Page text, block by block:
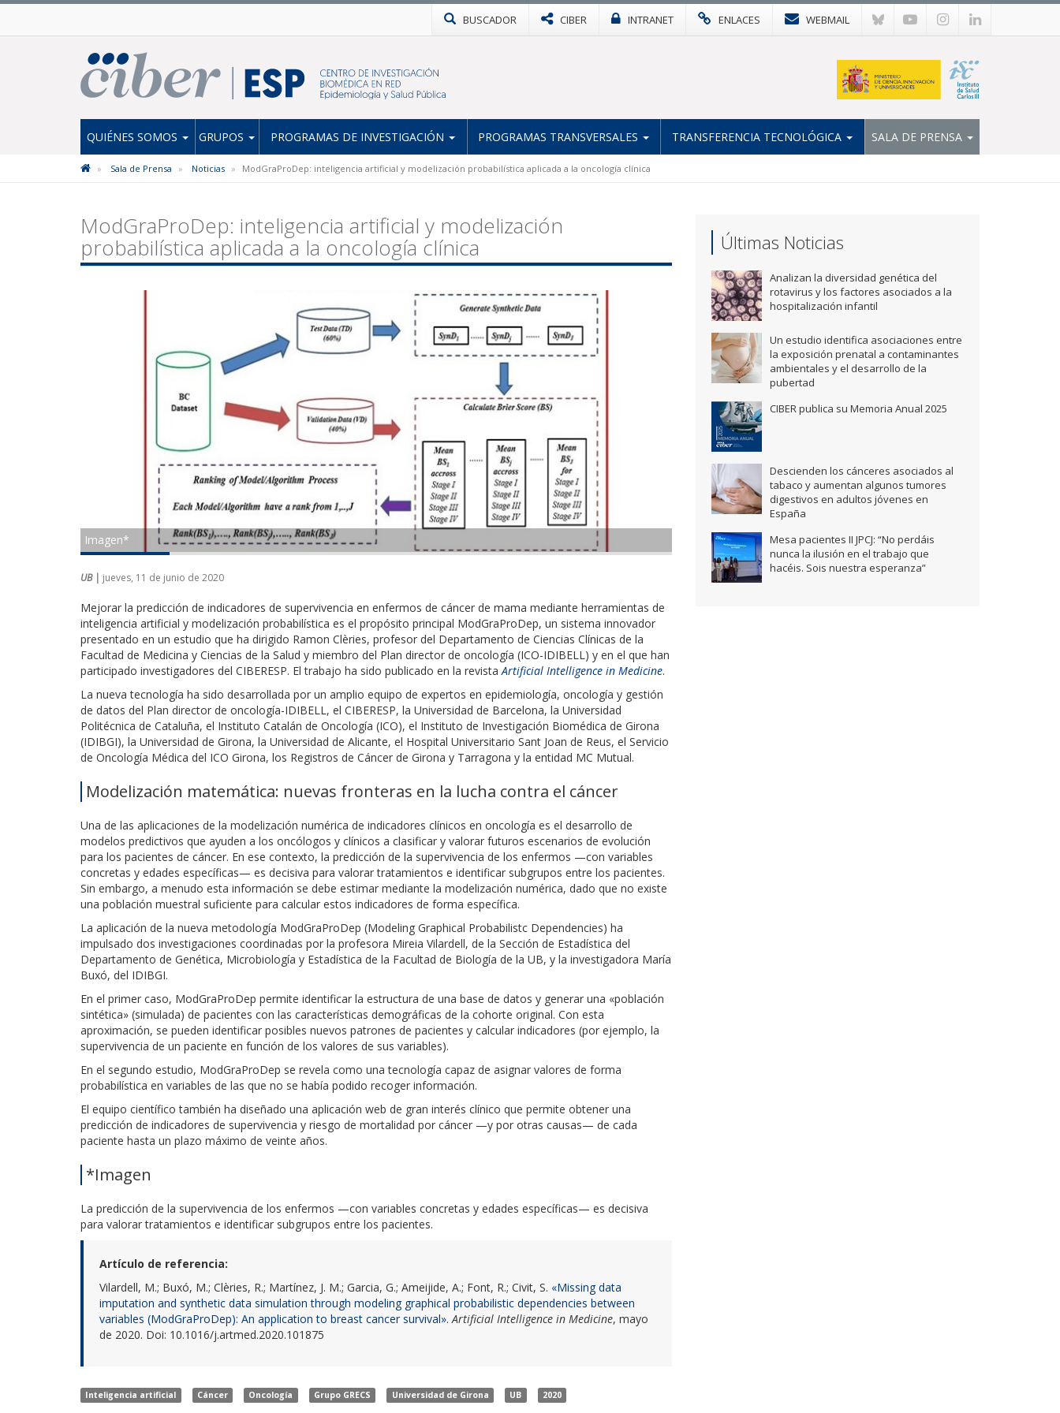
BUSCADOR CIBER INTRANET ENLACES WEBMAIL
QUIÉNES SOMOS GRUPOS PROGRAMAS DE INVESTIGACIÓN PROGRAMAS TRANSVERSALES TRANSFERENCIA TECNOLÓGICA SALA DE PRENSA
Sala de Prensa Noticias ModGraProDep: inteligencia artificial y modelización probabilística aplicada a la oncología clínica
ModGraProDep: inteligencia artificial y modelización
probabilística aplicada a la oncología clínica
Imagen*
UB | jueves, 11 de junio de 2020
Mejorar la predicción de indicadores de supervivencia en enfermos de cáncer de mama mediante herramientas de
inteligencia artificial y modelización probabilística es el propósito principal ModGraProDep, un sistema innovador
presentado en un estudio que ha dirigido Ramon Clèries, profesor del Departamento de Ciencias Clínicas de la
Facultad de Medicina y Ciencias de la Salud y miembro del Plan director de oncología (ICO-IDIBELL) y en el que han
participado investigadores del CIBERESP. El trabajo ha sido publicado en la revista Artificial Intelligence in Medicine.
La nueva tecnología ha sido desarrollada por un amplio equipo de expertos en epidemiología, oncología y gestión
de datos del Plan director de oncología-IDIBELL, el CIBERESP, la Universidad de Barcelona, la Universidad
Politécnica de Cataluña, el Instituto Catalán de Oncología (ICO), el Instituto de Investigación Biomédica de Girona
(IDIBGI), la Universidad de Girona, la Universidad de Alicante, el Hospital Universitario Sant Joan de Reus, el Servicio
de Oncología Médica del ICO Girona, los Registros de Cáncer de Girona y Tarragona y la entidad MC Mutual.
Modelización matemática: nuevas fronteras en la lucha contra el cáncer
Una de las aplicaciones de la modelización numérica de indicadores clínicos en oncología es el desarrollo de
modelos predictivos que ayuden a los oncólogos y clínicos a clasificar y valorar futuros escenarios de evolución
para los pacientes de cáncer. En ese contexto, la predicción de la supervivencia de los enfermos —con variables
concretas y edades específicas— es decisiva para valorar tratamientos e identificar subgrupos entre los pacientes.
Sin embargo, a menudo esta información se debe estimar mediante la modelización numérica, dado que no existe
una población muestral suficiente para calcular estos indicadores de forma específica.
La aplicación de la nueva metodología ModGraProDep (Modeling Graphical Probabilistc Dependencies) ha
impulsado dos investigaciones coordinadas por la profesora Mireia Vilardell, de la Sección de Estadística del
Departamento de Genética, Microbiología y Estadística de la Facultad de Biología de la UB, y la investigadora María
Buxó, del IDIBGI.
En el primer caso, ModGraProDep permite identificar la estructura de una base de datos y generar una «población
sintética» (simulada) de pacientes con las características demográficas de la cohorte original. Con esta
aproximación, se pueden identificar posibles nuevos patrones de pacientes y calcular indicadores (por ejemplo, la
supervivencia de un paciente en función de los valores de sus variables).
En el segundo estudio, ModGraProDep se revela como una tecnología capaz de asignar valores de forma
probabilística en variables de las que no se había podido recoger información.
El equipo científico también ha diseñado una aplicación web de gran interés clínico que permite obtener una
predicción de indicadores de supervivencia y riesgo de mortalidad por cáncer —y por otras causas— de cada
paciente hasta un plazo máximo de veinte años.
*Imagen
La predicción de la supervivencia de los enfermos —con variables concretas y edades específicas— es decisiva
para valorar tratamientos e identificar subgrupos entre los pacientes.
Artículo de referencia:
Vilardell, M.; Buxó, M.; Clèries, R.; Martínez, J. M.; Garcia, G.; Ameijide, A.; Font, R.; Civit, S. «Missing data
imputation and synthetic data simulation through modeling graphical probabilistic dependencies between
variables (ModGraProDep): An application to breast cancer survival». Artificial Intelligence in Medicine, mayo
de 2020. Doi: 10.1016/j.artmed.2020.101875
Inteligencia artificial Cáncer Oncología Grupo GRECS Universidad de Girona UB 2020
Últimas Noticias
Analizan la diversidad genética del
rotavirus y los factores asociados a la
hospitalización infantil
Un estudio identifica asociaciones entre
la exposición prenatal a contaminantes
ambientales y el desarrollo de la
pubertad
CIBER publica su Memoria Anual 2025
Descienden los cánceres asociados al
tabaco y aumentan algunos tumores
digestivos en adultos jóvenes en
España
Mesa pacientes II JPCJ: “No perdáis
nunca la ilusión en el trabajo que
hacéis. Sois nuestra esperanza”